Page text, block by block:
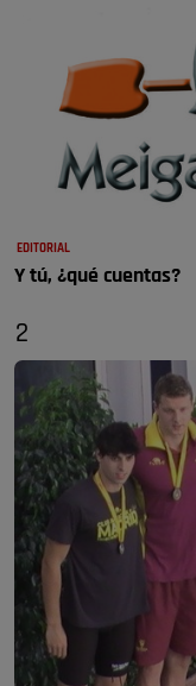
EDITORIAL
Y tú, ¿qué cuentas?
2